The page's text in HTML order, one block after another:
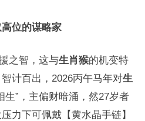
位的谋略家
之智，这与生肖猴的机变特
计百出，2026丙午马年对生
生”，主偏财暗涌，然27岁者
力下可佩戴【黄水晶手链】